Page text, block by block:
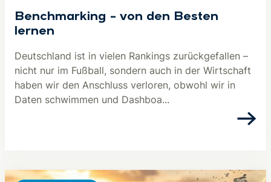
Benchmarking – von den Besten
lernen
Deutschland ist in vielen Rankings zurückgefallen –
nicht nur im Fußball, sondern auch in der Wirtschaft
haben wir den Anschluss verloren, obwohl wir in
Daten schwimmen und Dashboa...